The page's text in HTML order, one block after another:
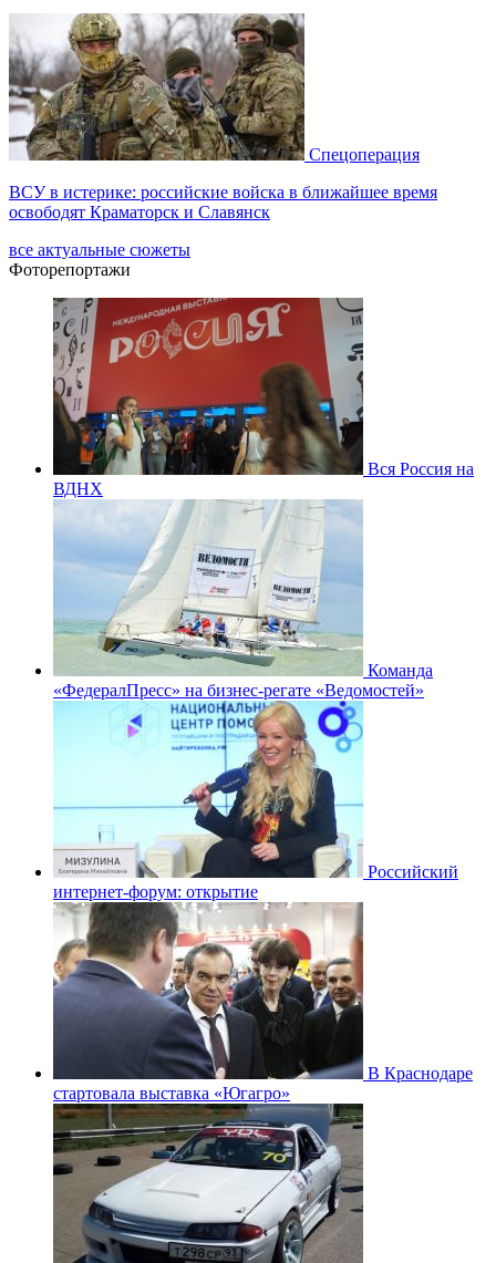
Спецоперация
ВСУ в истерике: российские войска в ближайшее время
освободят Краматорск и Славянск
все актуальные сюжеты
Фоторепортажи
Вся Россия на
ВДНХ
Команда
«ФедералПресс» на бизнес-регате «Ведомостей»
Российский
интернет-форум: открытие
В Краснодаре
стартовала выставка «Югагро»